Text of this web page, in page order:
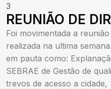
3
REUNIÃO DE
Foi movimentada a
realizada na ultima
em pauta como:
SEBRAE de Gestão de
trevos de acesso a cidade,